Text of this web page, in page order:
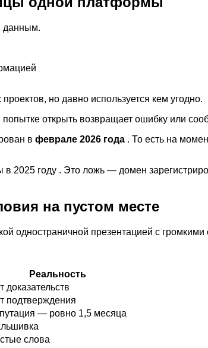
данным.
но давно используется кем угодно.
открыть возвращает ошибку или
в феврале 2026 года . То есть на
2025 году . Это ложь — домен
на пустом месте
одностраничной презентацией с
Реальность
доказательств
подтверждения
— ровно 1,5 месяца
слова